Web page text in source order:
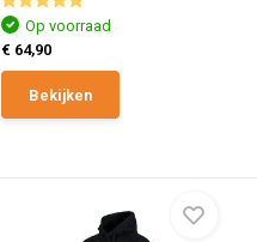
Op voorraad
€ 64,90
Bekijken